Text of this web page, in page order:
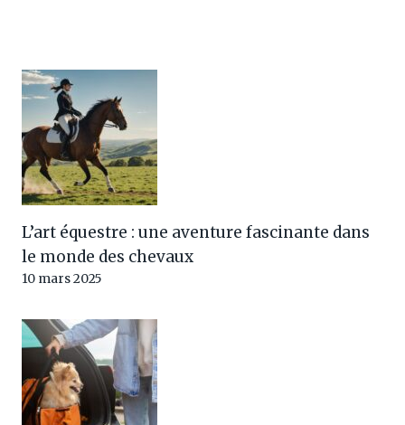
L’art équestre : une aventure fascinante dans
le monde des chevaux
10 mars 2025